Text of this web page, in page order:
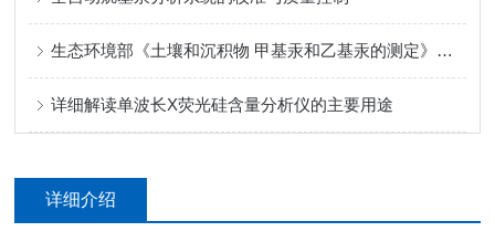
生态环境部《土壤和沉积物 甲基汞和乙基汞的测定》标准发布及详细解读
详细解读单波长X荧光硅含量分析仪的主要用途
详细介绍